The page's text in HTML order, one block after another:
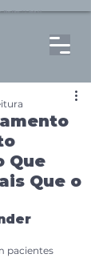
Rua Pitu, 72, Sala 65
Que
Que o
pacientes